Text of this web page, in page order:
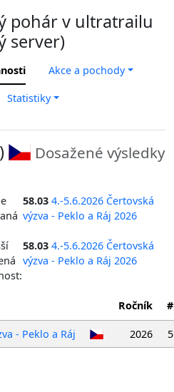
pohár v ultratrailu
server)
Akce a pochody
Statistiky
Dosažené výsledky
58.03 4.-5.6.2026 Čertovská
výzva - Peklo a Ráj 2026
58.03 4.-5.6.2026 Čertovská
výzva - Peklo a Ráj 2026
Ročník #
- Peklo a Ráj 2026 5